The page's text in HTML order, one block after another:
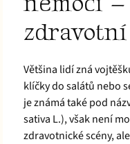
Většina lidí zná
klíčky do salátů nebo
je známá také pod
sativa L.), však není
zdravotnické scény,